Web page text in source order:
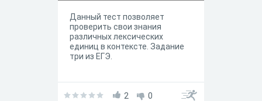
Данный тест позволяет
проверить свои знания
различных лексических
единиц в контексте. Задание
три из ЕГЭ.
2 0